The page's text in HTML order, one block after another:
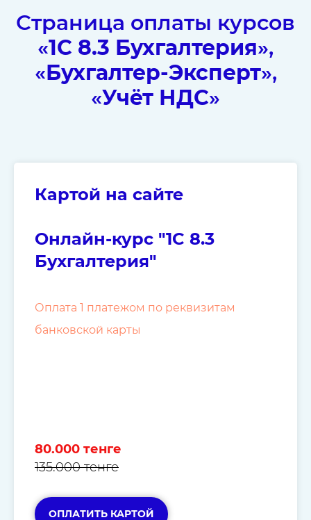
Страница оплаты курсов
«1C 8.3 Бухгалтерия»,
«Бухгалтер-Эксперт»,
«Учёт НДС»
Картой на сайте
Онлайн-курс "1C 8.3
Бухгалтерия"
Оплата 1 платежом по реквизитам
банковской карты
80.000 тенге
135.000 тенге
ОПЛАТИТЬ КАРТОЙ